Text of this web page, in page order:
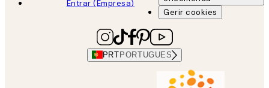
Entrar (Empresa)
Gerir cookies
PRT PORTUGUES